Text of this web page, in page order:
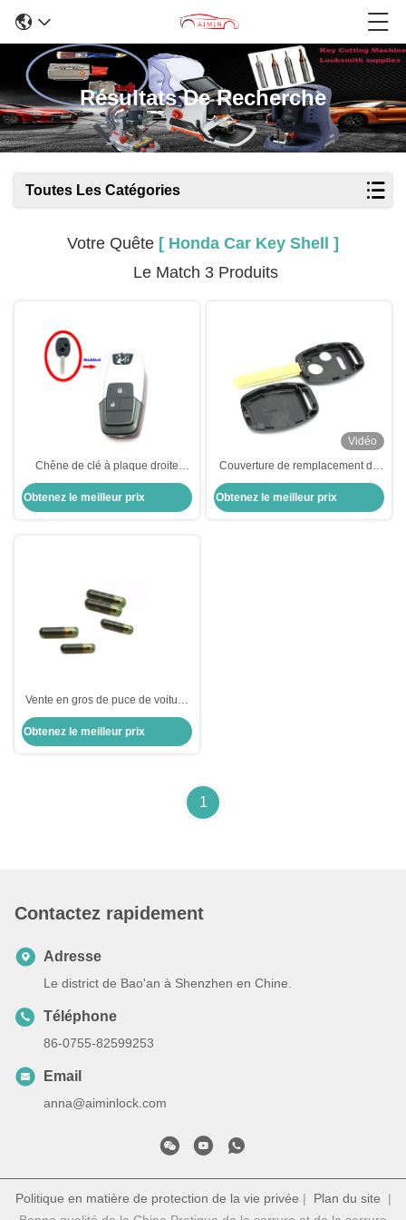
Résultats De Recherche
Toutes Les Catégories
Votre Quête [ Honda Car Key Shell ]
Le Match 3 Produits
Chêne de clé à plaque droite
Peinture intelligente modifiée
cuisson pliable Honda Chêne de
voiture remplacement de la coque
Obtenez le meilleur prix
Vidéo
Couverture de remplacement de
clé de voiture à haute qualité à 3
boutons
Obtenez le meilleur prix
Vente en gros de puce de voiture
ID13-MG00 13 Puce de
transpondeur en verre Honda
Rechange de porte-clés de
Obtenez le meilleur prix
1
Contactez rapidement
Adresse
Le district de Bao'an à Shenzhen en Chine.
Téléphone
86-0755-82599253
Email
anna@aiminlock.com
Politique en matière de protection de la vie privée | Plan du site |